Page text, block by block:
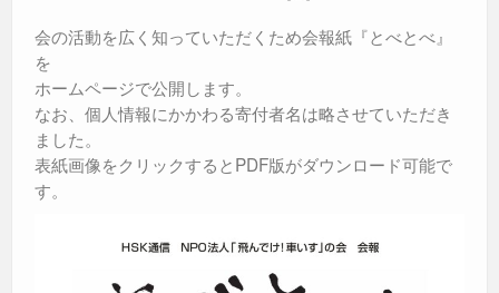
会の活動を広く知っていただくため会報紙『とべとべ』
を
ホームページで公開します。
なお、個人情報にかかわる寄付者名は略させていただき
ました。
表紙画像をクリックするとPDF版がダウンロード可能で
す。